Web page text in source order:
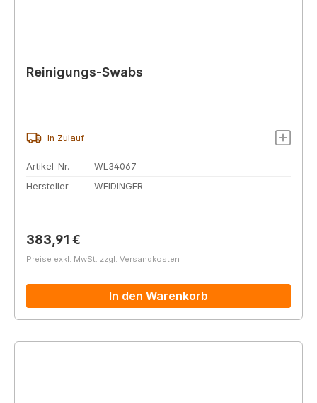
Reinigungs-Swabs
In Zulauf
Artikel-Nr.
WL34067
Hersteller
WEIDINGER
Regulärer Preis:
383,91 €
Preise exkl. MwSt. zzgl. Versandkosten
In den Warenkorb